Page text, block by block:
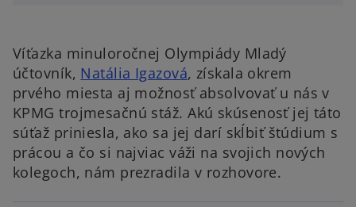
Víťazka minuloročnej Olympiády Mladý
účtovník, Natália Igazová, získala okrem
prvého miesta aj možnosť absolvovať u nás v
KPMG trojmesačnú stáž. Akú skúsenosť jej táto
súťaž priniesla, ako sa jej darí skĺbiť štúdium s
prácou a čo si najviac váži na svojich nových
kolegoch, nám prezradila v rozhovore.